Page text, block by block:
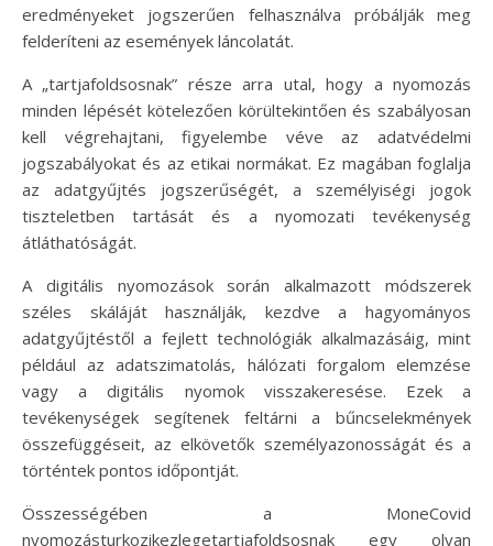
eredményeket jogszerűen felhasználva próbálják meg
felderíteni az események láncolatát.
A „tartjafoldsosnak” része arra utal, hogy a nyomozás
minden lépését kötelezően körültekintően és szabályosan
kell végrehajtani, figyelembe véve az adatvédelmi
jogszabályokat és az etikai normákat. Ez magában foglalja
az adatgyűjtés jogszerűségét, a személyiségi jogok
tiszteletben tartását és a nyomozati tevékenység
átláthatóságát.
A digitális nyomozások során alkalmazott módszerek
széles skáláját használják, kezdve a hagyományos
adatgyűjtéstől a fejlett technológiák alkalmazásáig, mint
például az adatszimatolás, hálózati forgalom elemzése
vagy a digitális nyomok visszakeresése. Ezek a
tevékenységek segítenek feltárni a bűncselekmények
összefüggéseit, az elkövetők személyazonosságát és a
történtek pontos időpontját.
Összességében a MoneCovid
nyomozásturkozikezlegetartjafoldsosnak egy olyan